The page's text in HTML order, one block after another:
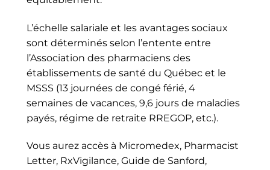
L’échelle salariale et les avantages sociaux
sont déterminés selon l’entente entre
l’Association des pharmaciens des
établissements de santé du Québec et le
MSSS (13 journées de congé férié, 4
semaines de vacances, 9,6 jours de maladies
payés, régime de retraite RREGOP, etc.).
Vous aurez accès à Micromedex, Pharmacist
Letter, RxVigilance, Guide de Sanford,